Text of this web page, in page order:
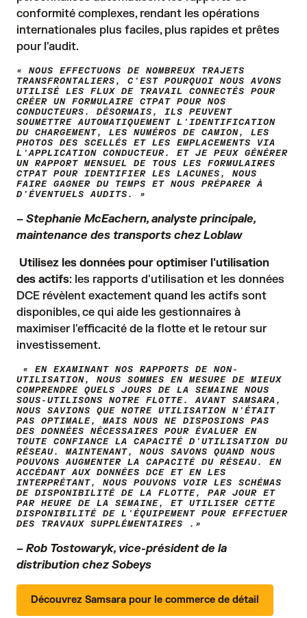
conformité complexes, rendant les opérations
internationales plus faciles, plus rapides et prêtes
pour l'audit.
« NOUS EFFECTUONS DE NOMBREUX TRAJETS
TRANSFRONTALIERS, C'EST POURQUOI NOUS AVONS
UTILISÉ LES FLUX DE TRAVAIL CONNECTÉS POUR
CRÉER UN FORMULAIRE CTPAT POUR NOS
CONDUCTEURS. DÉSORMAIS, ILS PEUVENT
SOUMETTRE AUTOMATIQUEMENT L'IDENTIFICATION
DU CHARGEMENT, LES NUMÉROS DE CAMION, LES
PHOTOS DES SCELLÉS ET LES EMPLACEMENTS VIA
L'APPLICATION CONDUCTEUR. ET JE PEUX GÉNÉRER
UN RAPPORT MENSUEL DE TOUS LES FORMULAIRES
CTPAT POUR IDENTIFIER LES LACUNES, NOUS
FAIRE GAGNER DU TEMPS ET NOUS PRÉPARER À
D'ÉVENTUELS AUDITS. »
– Stephanie McEachern, analyste principale,
maintenance des transports chez Loblaw
Utilisez les données pour optimiser l'utilisation
des actifs: les rapports d'utilisation et les données
DCE révèlent exactement quand les actifs sont
disponibles, ce qui aide les gestionnaires à
maximiser l'efficacité de la flotte et le retour sur
investissement.
« EN EXAMINANT NOS RAPPORTS DE NON-
UTILISATION, NOUS SOMMES EN MESURE DE MIEUX
COMPRENDRE QUELS JOURS DE LA SEMAINE NOUS
SOUS-UTILISONS NOTRE FLOTTE. AVANT SAMSARA,
NOUS SAVIONS QUE NOTRE UTILISATION N'ÉTAIT
PAS OPTIMALE, MAIS NOUS NE DISPOSIONS PAS
DES DONNÉES NÉCESSAIRES POUR ÉVALUER EN
TOUTE CONFIANCE LA CAPACITÉ D'UTILISATION DU
RÉSEAU. MAINTENANT, NOUS SAVONS QUAND NOUS
POUVONS AUGMENTER LA CAPACITÉ DU RÉSEAU. EN
ACCÉDANT AUX DONNÉES DCE ET EN LES
INTERPRÉTANT, NOUS POUVONS VOIR LES SCHÉMAS
DE DISPONIBILITÉ DE LA FLOTTE, PAR JOUR ET
PAR HEURE DE LA SEMAINE, ET UTILISER CETTE
DISPONIBILITÉ DE L'ÉQUIPEMENT POUR EFFECTUER
DES TRAVAUX SUPPLÉMENTAIRES .»
– Rob Tostowaryk, vice-président de la
distribution chez Sobeys
Découvrez Samsara pour le commerce de détail